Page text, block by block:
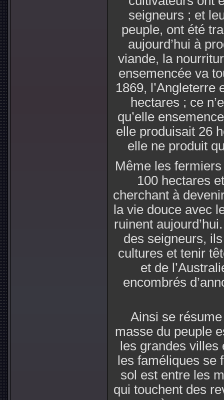
seigneurs ; et
peuple, ont été
aujourd’hui à
viande, la
ensemencée va
1869, l’Angleterre
hectares ; ce
qu’elle
elle produisait 26
elle ne produit
Même les
100 hectares
cherchant à
la vie douce avec
ruinent
des seigneurs,
cultures et tenir
et de
encombrés
Ainsi se
masse du peuple
les grandes
les faméliques se
sol est entre les
qui touchent des